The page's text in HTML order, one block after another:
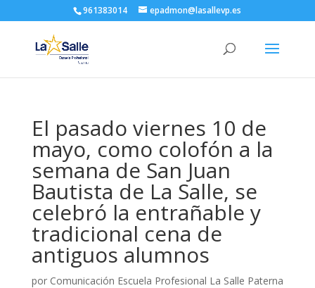
961383014 epadmon@lasallevp.es
El pasado viernes 10 de
mayo, como colofón a la
semana de San Juan
Bautista de La Salle, se
celebró la entrañable y
tradicional cena de
antiguos alumnos
por Comunicación Escuela Profesional La Salle Paterna